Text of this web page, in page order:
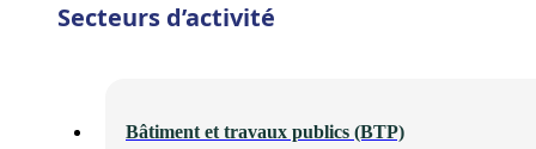
Secteurs d’activité
Bâtiment et travaux publics (BTP)